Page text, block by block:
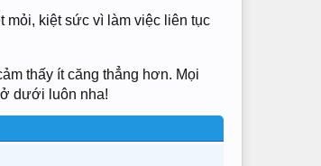
mỏi, kiệt sức vì làm việc liên tục
thấy ít căng thẳng hơn. Mọi
dưới luôn nha!